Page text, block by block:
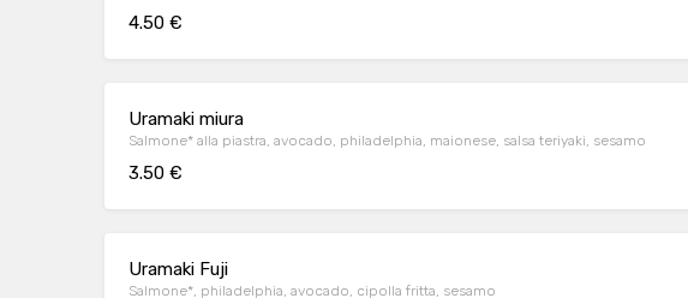
4.50 €
Uramaki miura
Salmone* alla piastra, avocado, philadelphia, maionese, salsa teriyaki, sesamo
3.50 €
Uramaki Fuji
Salmone*, philadelphia, avocado, cipolla fritta, sesamo